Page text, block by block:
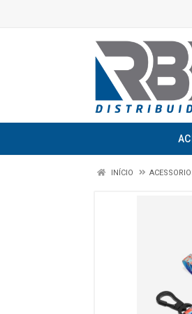
INÍCIO